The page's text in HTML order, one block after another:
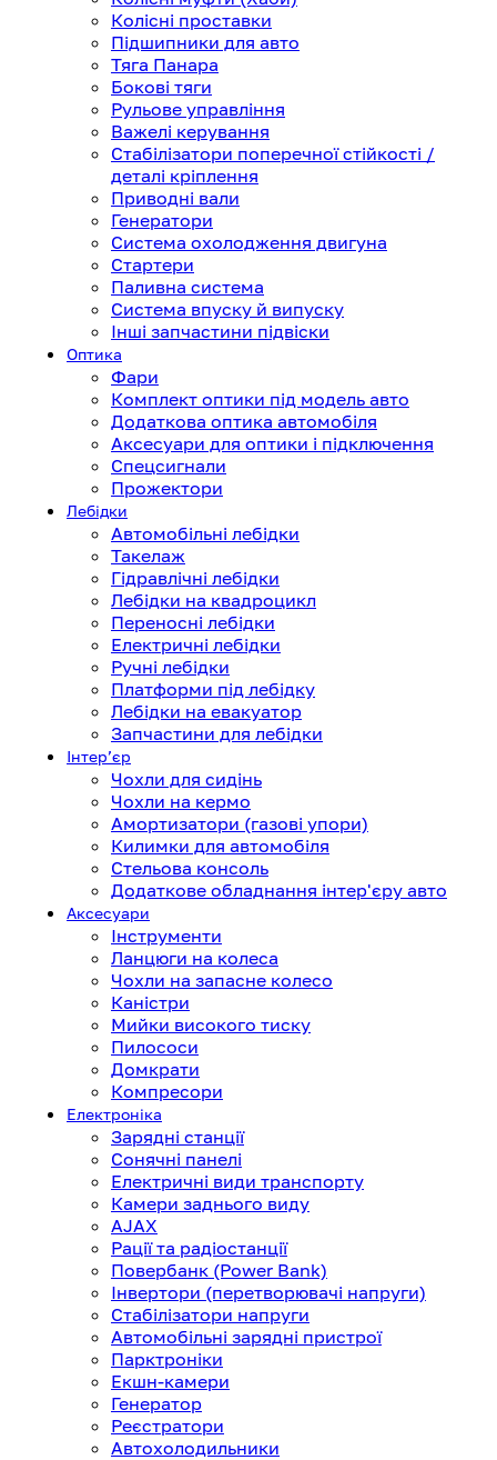
Колісні проставки
Підшипники для авто
Тяга Панара
Бокові тяги
Рульове управління
Важелі керування
Стабілізатори поперечної стійкості /
деталі кріплення
Приводні вали
Генератори
Система охолодження двигуна
Стартери
Паливна система
Система впуску й випуску
Інші запчастини підвіски
Оптика
Фари
Комплект оптики під модель авто
Додаткова оптика автомобіля
Аксесуари для оптики і підключення
Спецсигнали
Прожектори
Лебідки
Автомобільні лебідки
Такелаж
Гідравлічні лебідки
Лебідки на квадроцикл
Переносні лебідки
Електричні лебідки
Ручні лебідки
Платформи під лебідку
Лебідки на евакуатор
Запчастини для лебідки
Інтерʼєр
Чохли для сидінь
Чохли на кермо
Амортизатори (газові упори)
Килимки для автомобіля
Стельова консоль
Додаткове обладнання інтер'єру авто
Аксесуари
Інструменти
Ланцюги на колеса
Чохли на запасне колесо
Каністри
Мийки високого тиску
Пилососи
Домкрати
Компресори
Електроніка
Зарядні станції
Сонячні панелі
Електричні види транспорту
Камери заднього виду
AJAX
Рації та радіостанції
Повербанк (Power Bank)
Інвертори (перетворювачі напруги)
Стабілізатори напруги
Автомобільні зарядні пристрої
Парктроніки
Екшн-камери
Генератор
Реєстратори
Автохолодильники